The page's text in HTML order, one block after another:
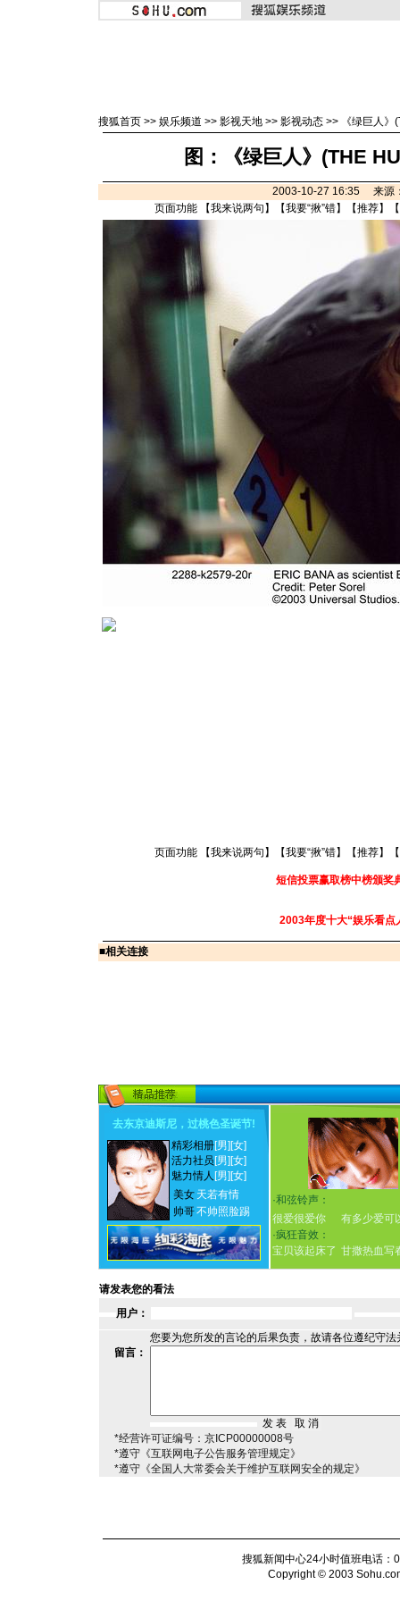
搜狐首页 >> 娱乐频道 >> 影视天地 >> 影视动态 >> 《绿巨人
图：《绿巨人》(THE
2003-10-27 16:35 来源
页面功能 【我来说两句 】【我要“揪”错】【推荐】
页面功能 【我来说两句 】【我要“揪”错】【推荐】
短信投票赢取榜中榜颁奖
2003年度十大“娱乐看点
■相关连接
去东京迪斯尼，过桃色圣诞节!
精彩相册[男] [女]
活力社员 [男] [女]
魅力情人 [男] [女]
美女 天若有情
帅哥不帅照脸踢
·和弦铃声：
很爱很爱你
有多少爱可
·疯狂音效：
宝贝该起床了 甘撒热血写
请发表您的看法
用户：
您要为您所发的言论的后果负责，故请各位遵纪守
留言：
*经营许可证编号：京ICP00000008号
*遵守《互联网电子公告服务管理规定》
*遵守《全国人大常委会关于维护互联网安全的规定》
搜狐新闻中心24小时值班电话
Copyright © 2003